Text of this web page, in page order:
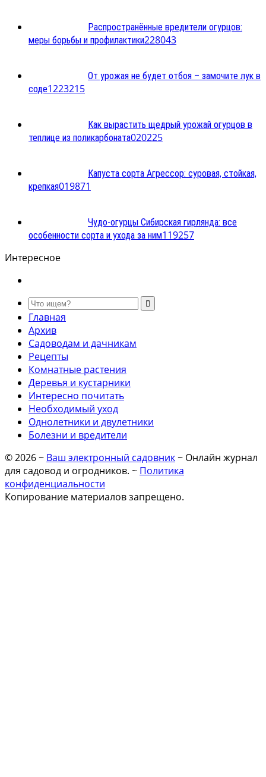
Распространённые вредители огурцов:
меры борьбы и профилактики228043
От урожая не будет отбоя – замочите лук в
соде1223215
Как вырастить щедрый урожай огурцов в
теплице из поликарбоната020225
Капуста сорта Агрессор: суровая, стойкая,
крепкая019871
Чудо-огурцы Сибирская гирлянда: все
особенности сорта и ухода за ним119257
Интересное
Главная
Архив
Садоводам и дачникам
Рецепты
Комнатные растения
Деревья и кустарники
Интересно почитать
Необходимый уход
Однолетники и двулетники
Болезни и вредители
©2026~ Ваш электронный садовник~ Онлайн журнал
для садовод и огродников. ~ Политика
конфиденциальности
Копирование материалов запрещено.